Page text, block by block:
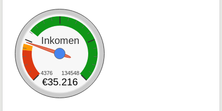
Inkomen
4376 134548
€35.216